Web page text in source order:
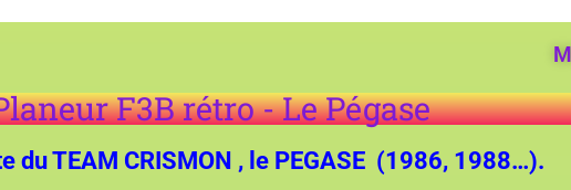
F3B rétro - Le Pégase
du TEAM CRISMON , le PEGASE (1986, 1988…).